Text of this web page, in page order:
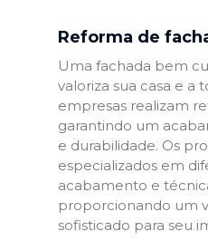
Reforma de
Uma fachada bem
valoriza sua casa e a
empresas realizam
garantindo um
e durabilidade. Os
especializados em
acabamento e
proporcionando um
sofisticado para seu